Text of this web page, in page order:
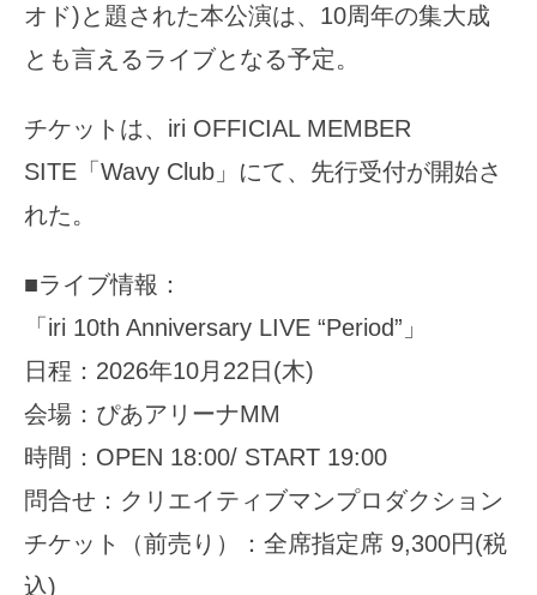
オド)と題された本公演は、10周年の集大成
とも言えるライブとなる予定。
チケットは、iri OFFICIAL MEMBER
SITE「Wavy Club」にて、先行受付が開始さ
れた。
■ライブ情報：
「iri 10th Anniversary LIVE “Period”」
日程：2026年10月22日(木)
会場：ぴあアリーナMM
時間：OPEN 18:00/ START 19:00
問合せ：クリエイティブマンプロダクション
チケット（前売り）：全席指定席 9,300円(税
込)